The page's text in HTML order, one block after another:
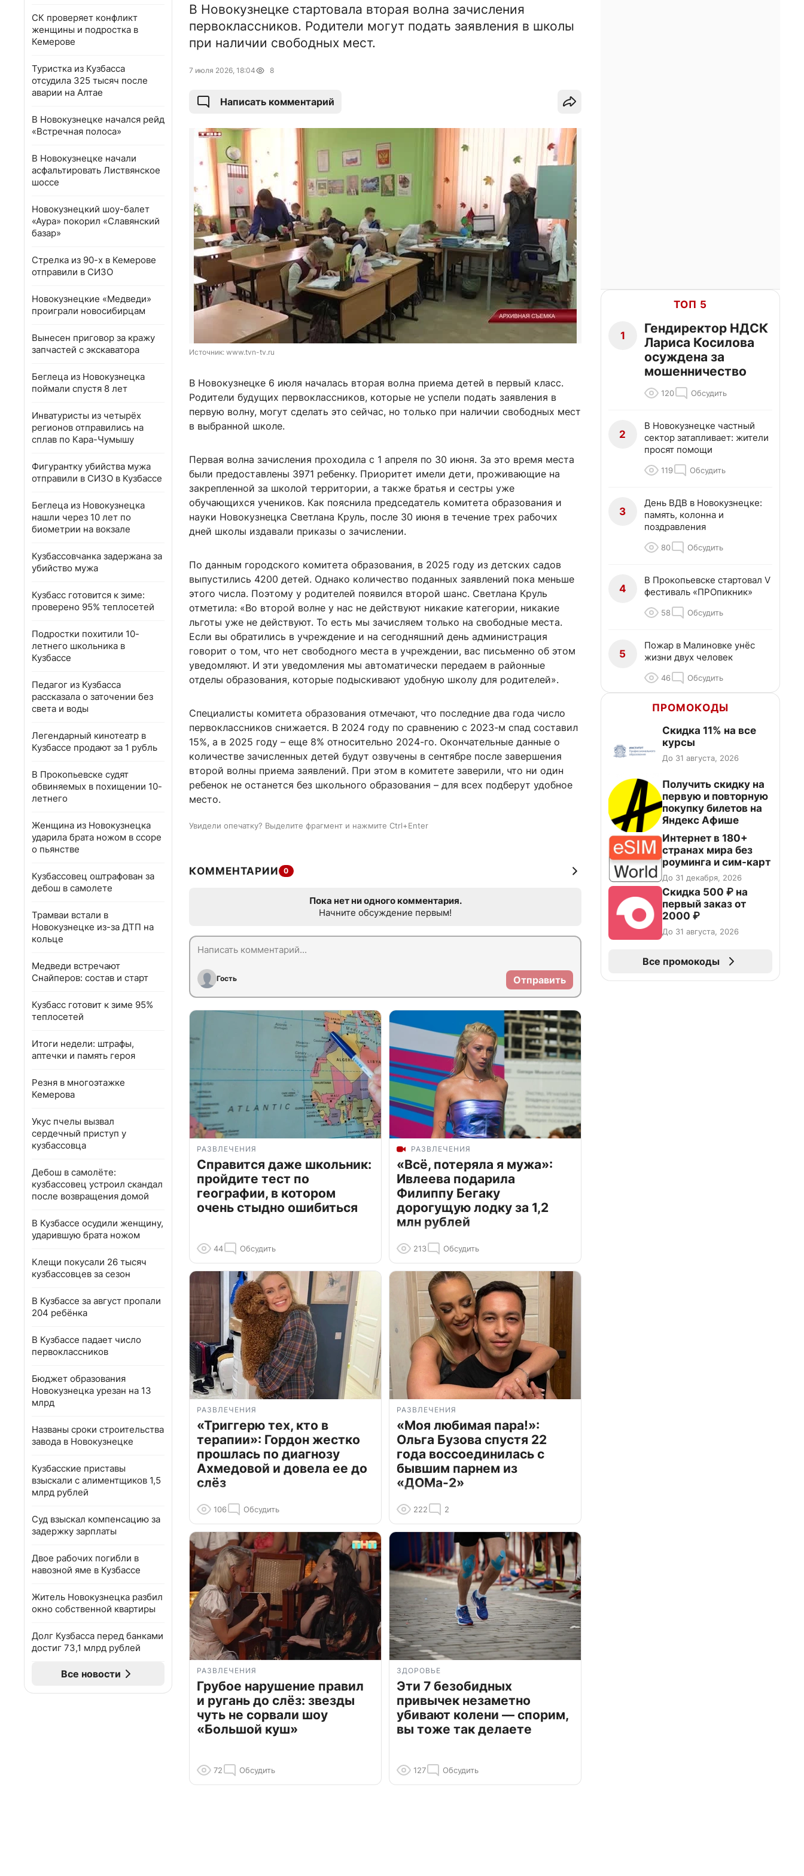
СК проверяет конфликт
женщины и подростка в
Кемерове
Туристка из Кузбасса
отсудила 325 тысяч после
аварии на Алтае
В Новокузнецке начался рейд
«Встречная полоса»
В Новокузнецке начали
асфальтировать Листвянское
шоссе
Новокузнецкий шоу-балет
«Аура» покорил «Славянский
базар»
Стрелка из 90-х в Кемерове
отправили в СИЗО
Новокузнецкие «Медведи»
проиграли новосибирцам
Вынесен приговор за кражу
запчастей с экскаватора
Беглеца из Новокузнецка
поймали спустя 8 лет
Инватуристы из четырёх
регионов отправились на
сплав по Кара-Чумышу
Фигурантку убийства мужа
отправили в СИЗО в Кузбассе
Беглеца из Новокузнецка
нашли через 10 лет по
биометрии на вокзале
Кузбассовчанка задержана за
убийство мужа
Кузбасс готовится к зиме:
проверено 95% теплосетей
Подростки похитили 10-
летнего школьника в
Кузбассе
Педагог из Кузбасса
рассказала о заточении без
света и воды
Легендарный кинотеатр в
Кузбассе продают за 1 рубль
В Прокопьевске судят
обвиняемых в похищении 10-
летнего
Женщина из Новокузнецка
ударила брата ножом в ссоре
о пьянстве
Кузбассовец оштрафован за
дебош в самолете
Трамваи встали в
Новокузнецке из-за ДТП на
кольце
Медведи встречают
Снайперов: состав и старт
Кузбасс готовит к зиме 95%
теплосетей
Итоги недели: штрафы,
аптечки и память героя
Резня в многоэтажке
Кемерова
Укус пчелы вызвал
сердечный приступ у
кузбассовца
Дебош в самолёте:
кузбассовец устроил скандал
после возвращения домой
В Кузбассе осудили женщину,
ударившую брата ножом
Клещи покусали 26 тысяч
кузбассовцев за сезон
В Кузбассе за август пропали
204 ребёнка
В Кузбассе падает число
первоклассников
Бюджет образования
Новокузнецка урезан на 13
млрд
Названы сроки строительства
завода в Новокузнецке
Кузбасские приставы
взыскали с алиментщиков 1,5
млрд рублей
Суд взыскал компенсацию за
задержку зарплаты
Двое рабочих погибли в
навозной яме в Кузбассе
Житель Новокузнецка разбил
окно собственной квартиры
Долг Кузбасса перед банками
достиг 73,1 млрд рублей
Все новости
В Новокузнецке стартовала вторая волна зачисления
первоклассников. Родители могут подать заявления в школы
при наличии свободных мест.
7 июля 2026, 18:04 8
Написать комментарий
Источник: www.tvn-tv.ru
В Новокузнецке 6 июля началась вторая волна приема детей в первый класс.
Родители будущих первоклассников, которые не успели подать заявления в
первую волну, могут сделать это сейчас, но только при наличии свободных мест
в выбранной школе.
Первая волна зачисления проходила с 1 апреля по 30 июня. За это время места
были предоставлены 3971 ребенку. Приоритет имели дети, проживающие на
закрепленной за школой территории, а также братья и сестры уже
обучающихся учеников. Как пояснила председатель комитета образования и
науки Новокузнецка Светлана Круль, после 30 июня в течение трех рабочих
дней школы издавали приказы о зачислении.
По данным городского комитета образования, в 2025 году из детских садов
выпустились 4200 детей. Однако количество поданных заявлений пока меньше
этого числа. Поэтому у родителей появился второй шанс. Светлана Круль
отметила: «Во второй волне у нас не действуют никакие категории, никакие
льготы уже не действуют. То есть мы зачисляем только на свободные места.
Если вы обратились в учреждение и на сегодняшний день администрация
говорит о том, что нет свободного места в учреждении, вас письменно об этом
уведомляют. И эти уведомления мы автоматически передаем в районные
отделы образования, которые подыскивают удобную школу для родителей».
Специалисты комитета образования отмечают, что последние два года число
первоклассников снижается. В 2024 году по сравнению с 2023-м спад составил
15%, а в 2025 году – еще 8% относительно 2024-го. Окончательные данные о
количестве зачисленных детей будут озвучены в сентябре после завершения
второй волны приема заявлений. При этом в комитете заверили, что ни один
ребенок не останется без школьного образования – для всех подберут удобное
место.
Увидели опечатку? Выделите фрагмент и нажмите Ctrl+Enter
КОММЕНТАРИИ 0
Пока нет ни одного комментария.
Начните обсуждение первым!
Гость Отправить
РАЗВЛЕЧЕНИЯ
Справится даже школьник:
пройдите тест по
географии, в котором
очень стыдно ошибиться
44 Обсудить
РАЗВЛЕЧЕНИЯ
«Всё, потеряла я мужа»:
Ивлеева подарила
Филиппу Бегаку
дорогущую лодку за 1,2
млн рублей
213 Обсудить
РАЗВЛЕЧЕНИЯ
«Триггерю тех, кто в
терапии»: Гордон жестко
прошлась по диагнозу
Ахмедовой и довела ее до
слёз
106 Обсудить
РАЗВЛЕЧЕНИЯ
«Моя любимая пара!»:
Ольга Бузова спустя 22
года воссоединилась с
бывшим парнем из
«ДОМа-2»
222 2
РАЗВЛЕЧЕНИЯ
Грубое нарушение правил
и ругань до слёз: звезды
чуть не сорвали шоу
«Большой куш»
72 Обсудить
ЗДОРОВЬЕ
Эти 7 безобидных
привычек незаметно
убивают колени — спорим,
вы тоже так делаете
127 Обсудить
ТОП 5
1
Гендиректор НДСК
Лариса Косилова
осуждена за
мошенничество
120 Обсудить
2
В Новокузнецке частный
сектор затапливает: жители
просят помощи
119 Обсудить
3
День ВДВ в Новокузнецке:
память, колонна и
поздравления
80 Обсудить
4
В Прокопьевске стартовал V
фестиваль «ПРОпикник»
58 Обсудить
5
Пожар в Малиновке унёс
жизни двух человек
46 Обсудить
ПРОМОКОДЫ
Скидка 11% на все
курсы
До 31 августа, 2026
Получить скидку на
первую и повторную
покупку билетов на
Яндекс Афише
Интернет в 180+
странах мира без
роуминга и сим-карт
До 31 декабря, 2026
Скидка 500 ₽ на
первый заказ от
2000 ₽
До 31 августа, 2026
Все промокоды